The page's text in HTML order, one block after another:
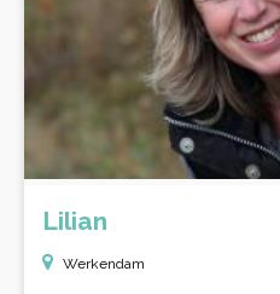
Lilian
Werkendam